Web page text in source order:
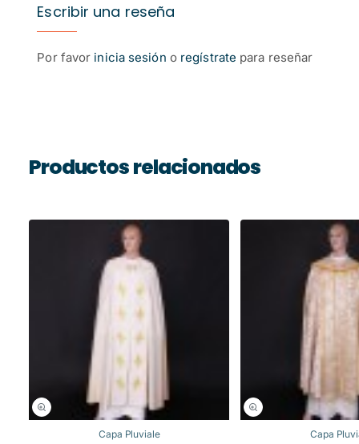
Escribir una reseña
Por favor inicia sesión o regístrate para reseñar
Productos relacionados
Capa Pluviale
Capa